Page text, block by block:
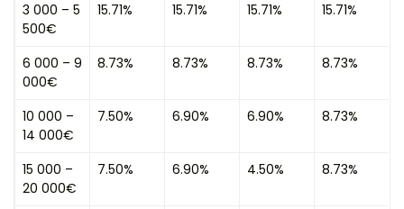
3 000 – 5
500€
15.71% 15.71% 15.71% 15.71%
6 000 – 9
000€
8.73% 8.73% 8.73% 8.73%
10 000 –
14 000€
7.50% 6.90% 6.90% 8.73%
15 000 –
20 000€
7.50% 6.90% 4.50% 8.73%